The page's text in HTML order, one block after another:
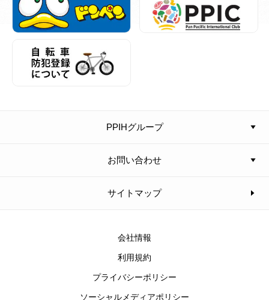
PPIHグループ
お問い合わせ
サイトマップ
会社情報
利用規約
プライバシーポリシー
ソーシャルメディアポリシー